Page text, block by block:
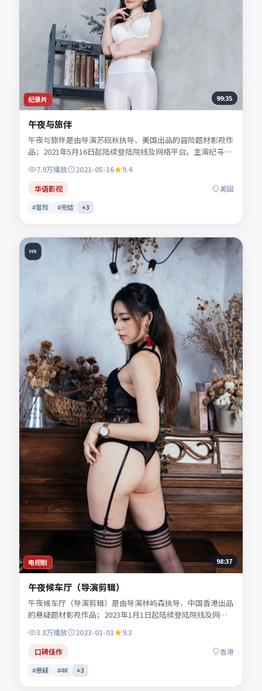
纪录片 99:35
午夜与旅伴
午夜与旅伴是由导演苏砚秋执导、美国出品的冒险题材影视作
品；2021年5月16日起陆续登陆院线及网络平台。主演纪寻
舟、宋慕青、白清让、景行止等共同诠释一段充满转折的人物
命运。影片关注人与人之间微弱的信任与误会，镜头贴近生活
肌理。适合检索「冒险电影」「美国影片」「2021年上映」
等关键词的观众收藏。
7.9万播放 2021-05-16
9.4
华语影视
美国
#冒险 #完结 +3
电视剧
HK
98:37
午夜候车厅（导演剪辑）
午夜候车厅（导演剪辑）是由导演林屿森执导、中国香港出品
的悬疑题材影视作品；2023年1月1日起陆续登陆院线及网络
平台。主演易南乔、任远舟、景行止等共同诠释一段充满转折
的人物命运。色彩与配乐共同烘托年代氛围，细节经得起反复
推敲。适合检索「悬疑电影」「中国香港影片」「2023年上
映」等关键词的观众收藏。
3.8万播放 2023-01-01
9.3
口碑佳作
香港
#悬疑 #4K +3